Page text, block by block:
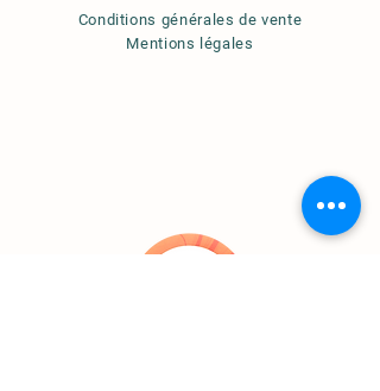
Conditions générales de vente
Mentions légales